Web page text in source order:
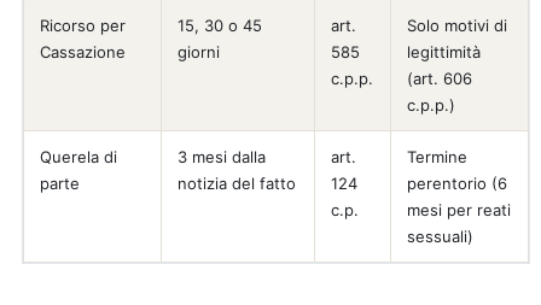
Ricorso per
Cassazione
15, 30 o 45
giorni
art.
585
c.p.p.
Solo motivi di
legittimità
(art. 606
c.p.p.)
Querela di
parte
3 mesi dalla
notizia del fatto
art.
124
c.p.
Termine
perentorio (6
mesi per reati
sessuali)